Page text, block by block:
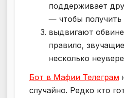
поддерживает
— чтобы получить
выдвигают
правило,
несколько
Бот в Мафии Телеграм
случайно. Редко кто